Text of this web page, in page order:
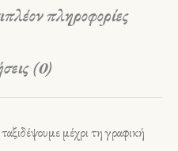
πληροφορίες
(0)
μέχρι τη γραφική